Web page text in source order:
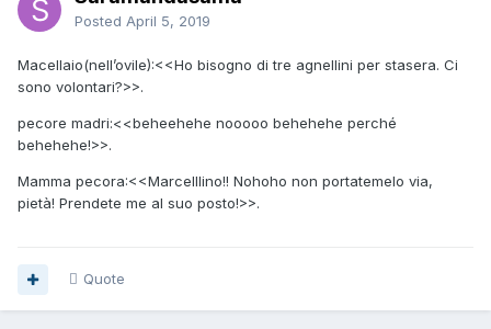
Posted April 5, 2019
Macellaio(nell’ovile):<<Ho bisogno di tre agnellini per stasera. Ci
sono volontari?>>.
pecore madri:<<beheehehe nooooo behehehe perché
behehehe!>>.
Mamma pecora:<<Marcelllino!! Nohoho non portatemelo via,
pietà! Prendete me al suo posto!>>.
Quote